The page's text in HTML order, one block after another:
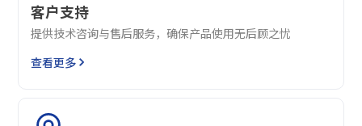
客户支持
提供技术咨询与售后服务，确保产品使用无后顾之忧
查看更多